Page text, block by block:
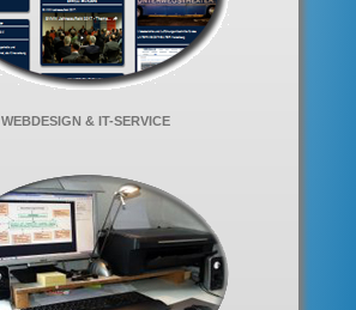
WEBDESIGN & IT-SERVICE